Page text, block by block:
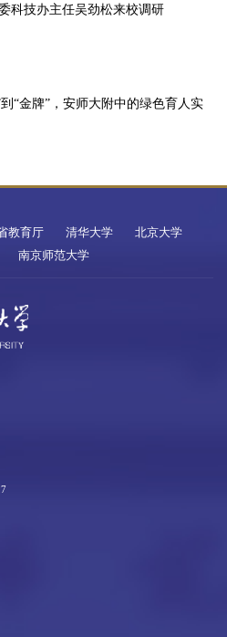
科技办主任吴劲松来校调研
到“金牌”，安师大附中的绿色育人实
教育厅 清华大学
北京大学
南京师范大学